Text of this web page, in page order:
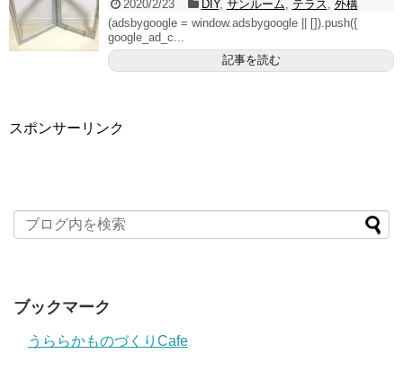
2020/2/23 DIY, サンルーム テラス
外構
(adsbygoogle = window.adsbygoogle || []).push({
google_ad_c...
記事を読む
スポンサーリンク
ブックマーク
うららかものづくりCafe